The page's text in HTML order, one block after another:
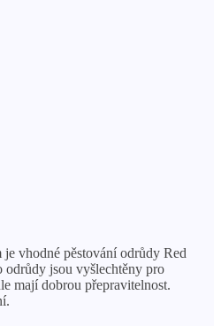
vhodné pěstování odrůdy Red
odrůdy jsou vyšlechtěny pro
mají dobrou přepravitelnost.